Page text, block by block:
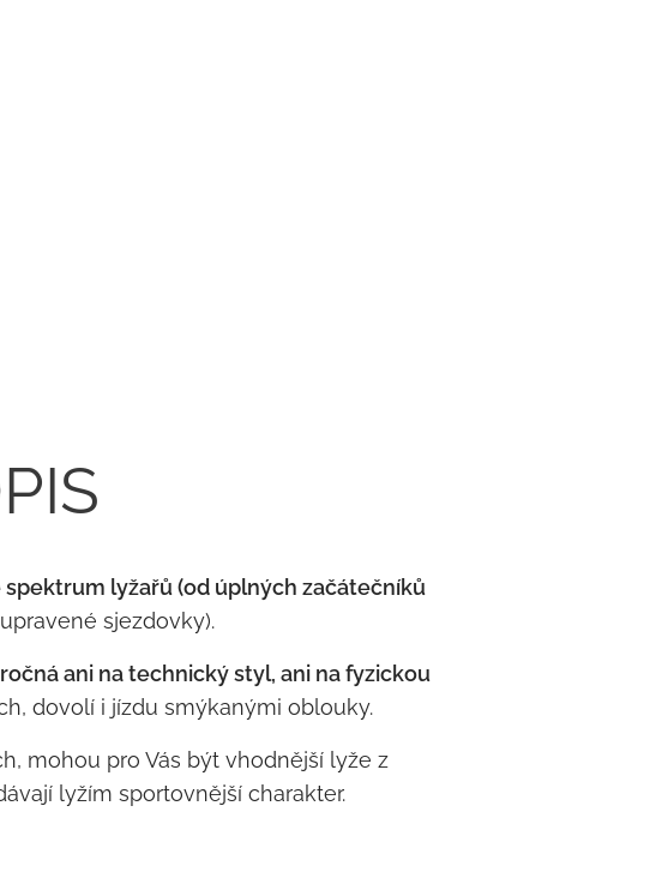
spektrum lyžařů (od úplných začátečníků
sjezdovky).
ani na technický styl, ani na fyzickou
dovolí i jízdu smýkanými oblouky.
mohou pro Vás být vhodnější lyže z
lyžím sportovnější charakter.